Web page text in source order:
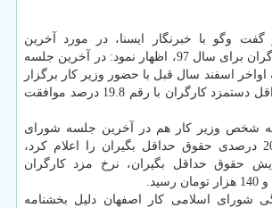
گفت وگو با خبرنگار ایسنا، در مورد آخرین
وضعیت دستمزد كارگران برای سال 97، اظهار نمود: در آخرین جلسه
اسفند سال قبل با حضور وزیر كار برگزار
گردید با افزایش حداقل دستمزد كارگران با رقم 19.8 درصد موافقت
شخص وزیر كار هم در آخرین جلسه شورای
عالی كار افزایش 20 درصدی حقوق حداقل بگیران را اعلام كرد،
حقوق حداقل بگیران، نرخ مزد كارگران
شورای اسلامی كار اصفهان دلیل بخشنامه